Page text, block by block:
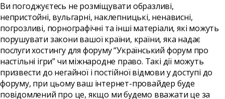
Ви погоджуєтесь не розміщувати образливі,
непристойні, вульгарні, наклепницькі, ненависні,
погрозливі, порнографічні та інші матеріали, які можуть
порушувати закони вашої країни, країни, яка надає
послуги хостингу для форуму “Український форум про
настільні ігри” чи міжнародне право. Такі дії можуть
призвести до негайної і постійної відмови у доступі до
форуму, при цьому ваш інтернет-провайдер буде
повідомлений про це, якщо ми будемо вважати це за